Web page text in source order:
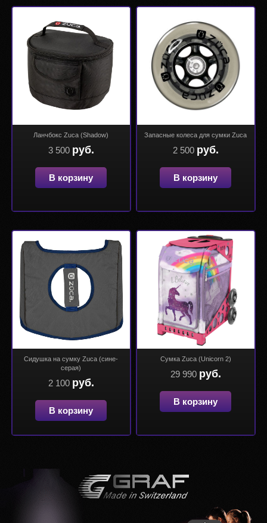
Ланчбокс Zuca (Shadow)
3 500 руб.
В корзину
Запасные колеса для сумки Zuca
2 500 руб.
В корзину
Сидушка на сумку Zuca (сине-
серая)
2 100 руб.
В корзину
Сумка Zuca (Unicorn 2)
29 990 руб.
В корзину